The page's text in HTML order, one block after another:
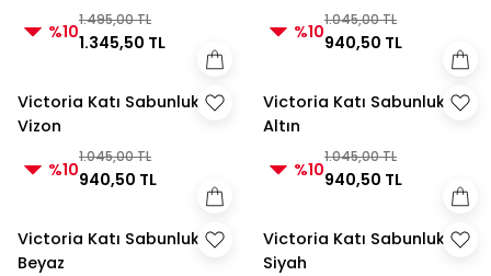
%10
1.495,00 TL
1.345,50 TL %10
1.045,00 TL
940,50 TL
Victoria Katı Sabunluk
Vizon
%10
1.045,00 TL
940,50 TL
Victoria Katı Sabunluk
Altın
%10
1.045,00 TL
940,50 TL
Victoria Katı Sabunluk
Beyaz
Victoria Katı Sabunluk
Siyah